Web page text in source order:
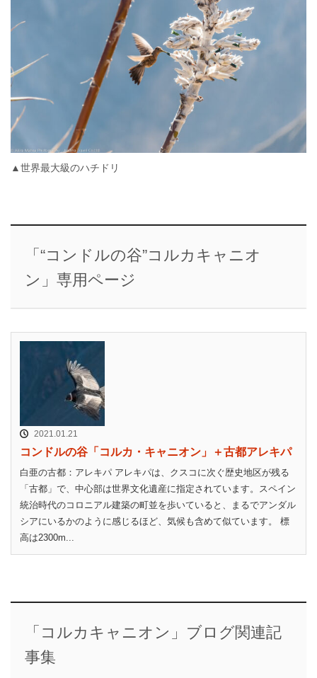
▲世界最大級のハチドリ
「“コンドルの谷”コルカキャニオ
ン」専用ページ
2021.01.21
コンドルの谷「コルカ・キャニオン」＋古都アレキパ
白亜の古都：アレキパ アレキパは、クスコに次ぐ歴史地区が残る
「古都」で、中心部は世界文化遺産に指定されています。スペイン
統治時代のコロニアル建築の町並を歩いていると、まるでアンダル
シアにいるかのように感じるほど、気候も含めて似ています。 標
高は2300m...
「コルカキャニオン」ブログ関連記
事集